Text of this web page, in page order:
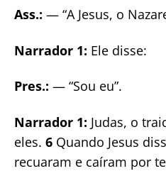
Ass.: — “A Jesus, o
Narrador 1: Ele disse:
Pres.: — “Sou eu”.
Narrador 1: Judas, o
eles. 6 Quando Jesus
recuaram e caíram por